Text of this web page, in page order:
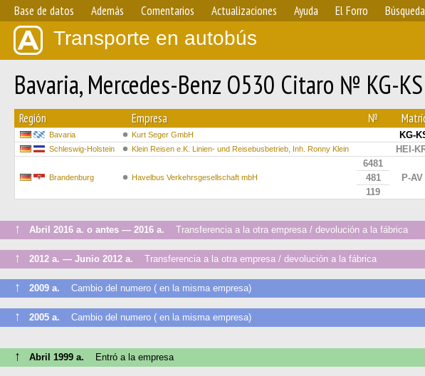
Base de datos Además Comentarios Actualizaciones Ayuda El Forro Búsqueda
Transporte en autobús
Bavaria, Mercedes-Benz O530 Citaro № KG-
Región Empresa №
Bavaria Kurt Seger GmbH KG-
Schleswig-Holstein Klein Reisen e.K. Linien- und Reisebusbetrieb, Inh. Ronny Klein HEI-
Brandenburg Havelbus Verkehrsgesellschaft mbH
6481
P-AV
481
119
↑ Abril 2016 a. o antes — 2016 a. Transferencia a la otra empresa / devolución a la fábrica
↑ 2012 a. — Junio 2012 a. Transferencia a la otra empresa / devolución a la fábrica
↑ 2009 a. Cambio del numero ( en la misma empresa)
↑ 2005 a. Cambio del numero ( en la misma empresa)
↑ Abril 1999 a. Entró a la empresa